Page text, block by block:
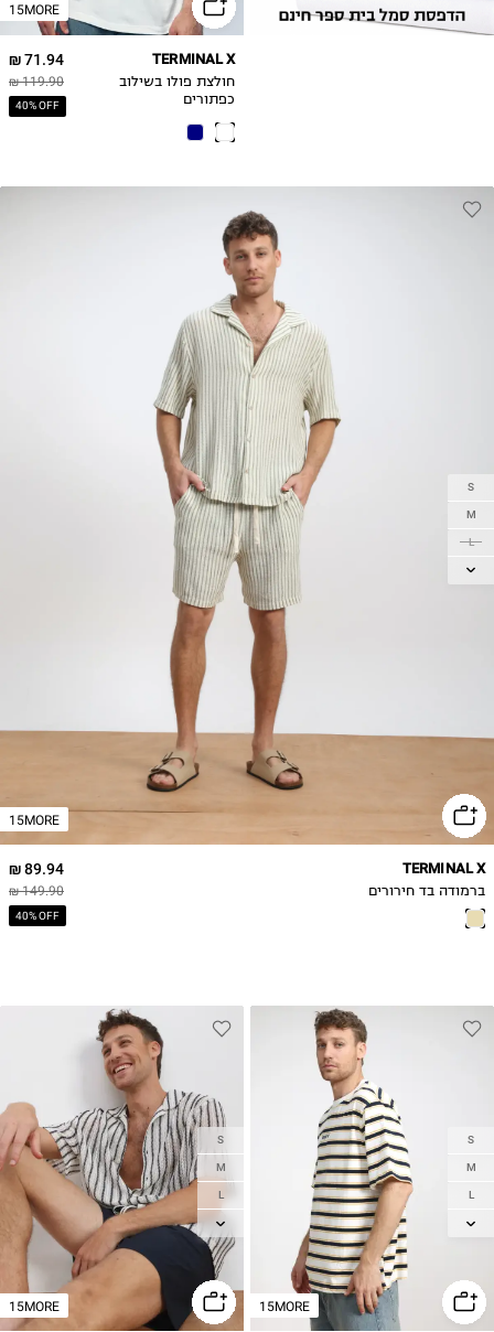
15MORE
71.94 ₪
119.90 ₪
40% OFF
TERMINAL X
חולצת פולו בשילוב
כפתורים
15MORE
S
M
L
XL
89.94 ₪
149.90 ₪
40% OFF
TERMINAL X
ברמודה בד חירורים
15MORE
S
M
L
XL
15MORE
S
M
L
XL
2XL